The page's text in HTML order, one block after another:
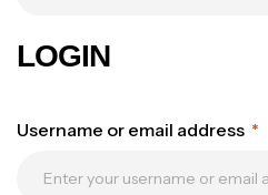
LOGIN
Username or email address *